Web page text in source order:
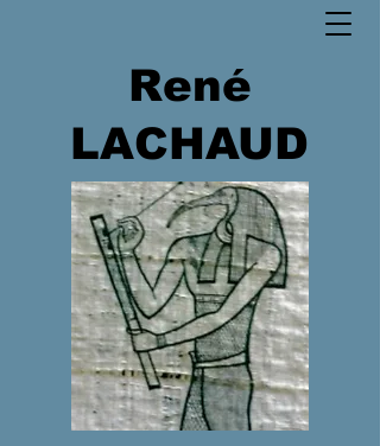
René
LACHAUD